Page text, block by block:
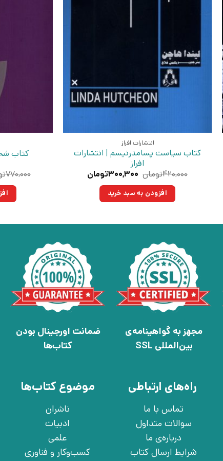
انتشارات افراز
کتاب سیاست پسامدرنیسم | انتشارات
افراز
۴۲۰,۰۰۰تومان قیمت
۴۲۰,۰۰۰تومان
بود.
۳۰۰,۳۰۰تومان
افزودن به سبد خرید
کتاب
۷۷۰,۰۰۰
مجهز به گواهینامه‌ی
بین‌المللی SSL
ضمانت اورجینال بودن
کتاب‌ها
راه‌های ارتباطی
تماس با ما
سوالات متداول
درباره‌ی ما
شرایط ارسال کتاب
موضوع کتاب‌ها
ناشران
ادبیات
علمی
کسب‌وکار و فناوری